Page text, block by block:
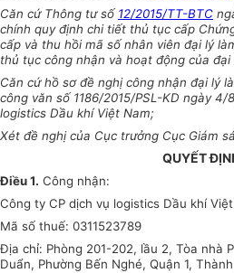
Căn cứ Thông tư số 12/2015/TT-BTC
chính quy định chi tiết thủ tục cấp
cấp và thu hồi mã số nhân viên đại lý
thủ tục công nhận và hoạt động của
Căn cứ hồ sơ đề nghị công nhận đại lý
công văn số 1186/2015/PSL-KD ngày
logistics Dầu khí Việt Nam;
Xét đề nghị của Cục trưởng Cục Giám
QUYẾT
Điều 1. Công nhận:
Công ty CP dịch vụ logistics Dầu khí
Mã số thuế: 0311523789
Địa chỉ: Phòng 201-202, lầu 2, Tòa nhà
Duẩn, Phường Bến Nghé, Quận 1,